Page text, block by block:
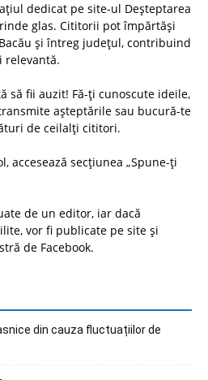
dedicat pe site-ul Deșteptarea
glas. Cititorii pot împărtăși
și întreg județul, contribuind
relevantă.
să fii auzit! Fă-ți cunoscute ideile,
așteptările sau bucură-te
de ceilalți cititori.
accesează secțiunea „Spune-ți
de un editor, iar dacă
vor fi publicate pe site și
de Facebook.
din cauza fluctuațiilor de